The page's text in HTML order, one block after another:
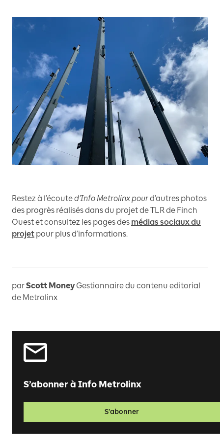
Restez à l’écouted’Info Metrolinx pourd’autres photos
des progrès réalisés dans du projet de TLR de Finch
Ouest et consultez les pages des médias sociaux du
projet pour plus d’informations.
parScott Money Gestionnaire du contenu editorial
de Metrolinx
S’abonner à Info Metrolinx
S’abonner